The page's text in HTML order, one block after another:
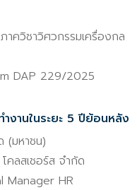
ควิชาวิศวกรรมเครื่องกล
DAP 229/2025
งานในระยะ 5 ปีย้อนหลัง
(มหาชน)
ลสเชอร์ส จำกัด
Manager HR